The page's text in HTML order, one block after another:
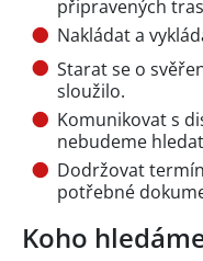
připravených
Nakládat a
Starat se o
sloužilo.
Komunikovat s
nebudeme
Dodržovat
potřebné
Koho